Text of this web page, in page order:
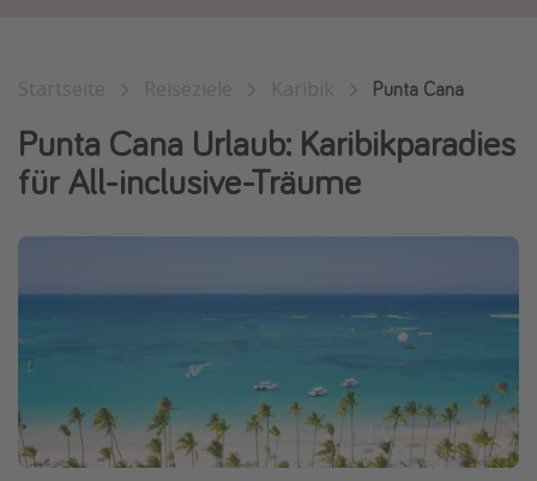
Singlereisen
Strandurlaub
Hotels in Amsterdam
Weitere Themen
Reise Journal
Punta Cana
Punta Cana Urlaub: Karibikparadies
für All-inclusive-Träume